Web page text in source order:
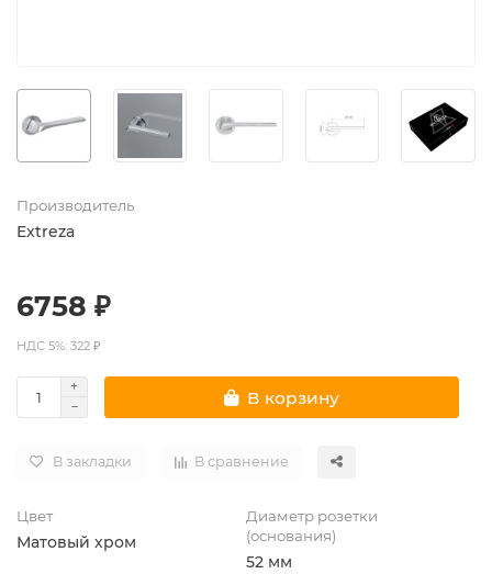
Производитель
Extreza
6758 ₽
НДС 5%: 322 ₽
В корзину
В закладки В сравнение
Цвет
Матовый хром
Диаметр розетки
(основания)
52 мм